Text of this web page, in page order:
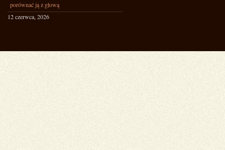
porównać ją z głową
12 czerwca, 2026